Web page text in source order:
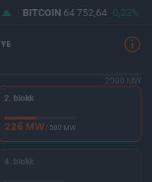
BITCOIN 64 752,64 0,23%
2000 MW
2. blokk
226 MW/ 500 MW
4. blokk